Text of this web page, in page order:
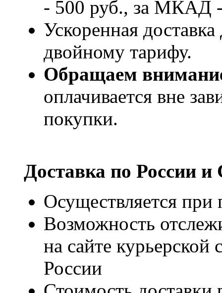
- 500 руб., за МКАД
Ускоренная
двойному тарифу.
Обращаем
оплачивается вне
покупки.
Доставка по России
Осуществляется при
Возможность
на сайте
России